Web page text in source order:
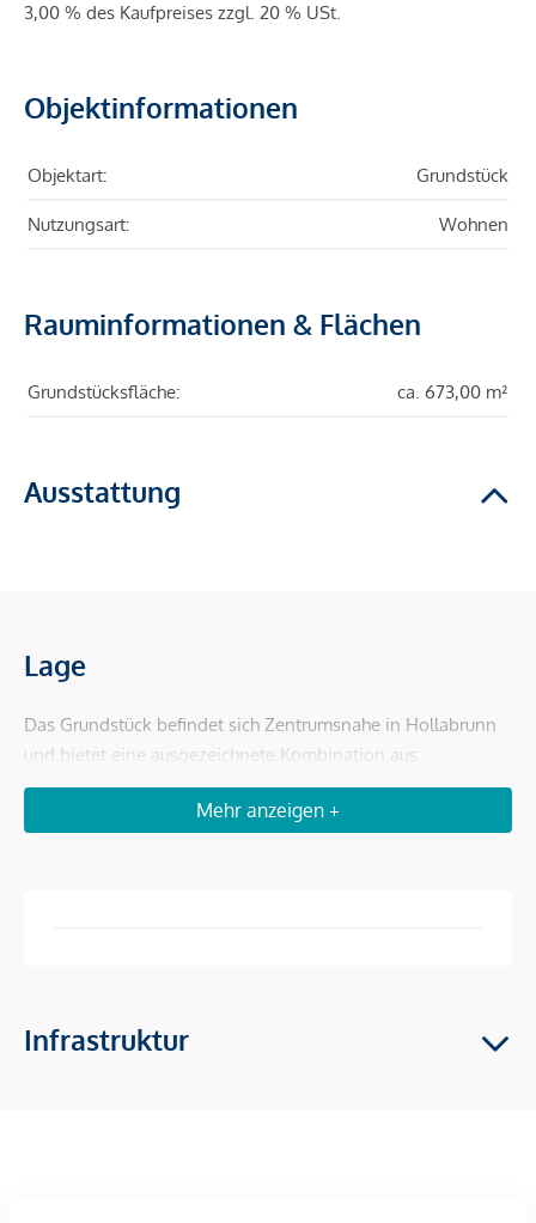
3,00 % des Kaufpreises zzgl. 20 % USt.
Objektinformationen
Objektart: Grundstück
Nutzungsart: Wohnen
Rauminformationen & Flächen
Grundstücksfläche: ca. 673,00 m²
Ausstattung
Lage
Das Grundstück befindet sich Zentrumsnahe in Hollabrunn
und bietet eine ausgezeichnete Kombination aus
Infrastruktur und Wohnqualität. Einkaufsmöglichkeiten,
Schulen, Ärzte und das Stadtzentrum sind rasch erreichbar.
Die Verkehrsanbindung ist hervorragend:
Mehr anzeigen +
Infrastruktur